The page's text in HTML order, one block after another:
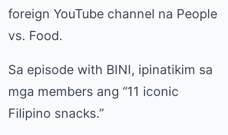
foreign YouTube channel na People
vs. Food.
Sa episode with BINI, ipinatikim sa
mga members ang “11 iconic
Filipino snacks.”